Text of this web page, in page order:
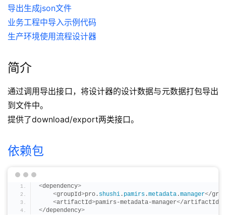
导出生成json文件
业务工程中导入示例代码
生产环境使用流程设计器
简介
通过调用导出接口，将设计器的设计数据与元数据打包导出
到文件中。
提供了download/export两类接口。
依赖包
<dependency>
<groupId>pro. shushi . pamirs .metadata .manager</
<artifactId>pamirs-metadata-manager</artifactId
</dependency>